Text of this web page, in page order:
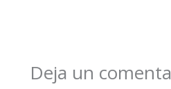
Deja un